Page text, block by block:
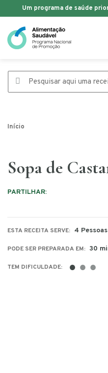
Saltar para o conteúdo
Um programa de saúde
Início
Sopa de
PARTILHAR:
ESTA RECEITA SERVE: 4 Pessoas
PODE SER PREPARADA EM: 30
TEM DIFICULDADE: ● ● ●